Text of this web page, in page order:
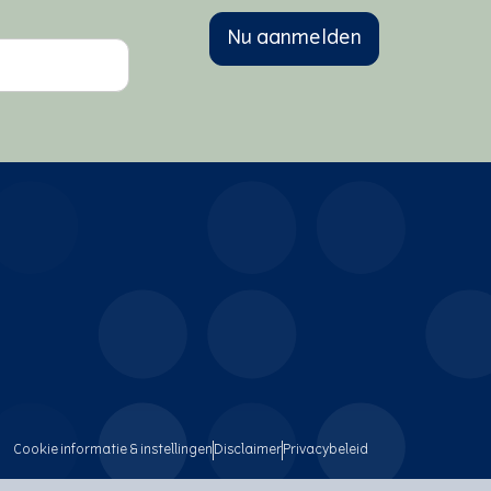
Nu aanmelden
Cookie informatie & instellingen DisclaimerPrivacybeleid